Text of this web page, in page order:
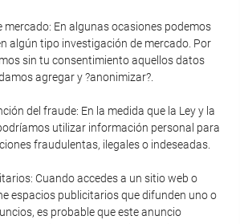
mercado: En algunas ocasiones podemos
algún tipo investigación de mercado. Por
sin tu consentimiento aquellos datos
agregar y ?anonimizar?.
del fraude: En la medida que la Ley y la
utilizar información personal para
fraudulentas, ilegales o indeseadas.
Cuando accedes a un sitio web o
espacios publicitarios que difunden uno o
es probable que este anuncio